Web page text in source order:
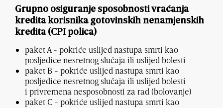
Grupno osiguranje sposobnosti vraćanja
kredita korisnika gotovinskih nenamjenskih
kredita (CPI polica)
paket A - pokriće uslijed nastupa smrti kao
posljedice nesretnog slučaja ili uslijed bolesti
paket B - pokriće uslijed nastupa smrti kao
posljedice nesretnog slučaja ili uslijed bolesti
i privremena nesposobnosti za rad (bolovanje)
paket C - pokriće uslijed nastupa smrti kao